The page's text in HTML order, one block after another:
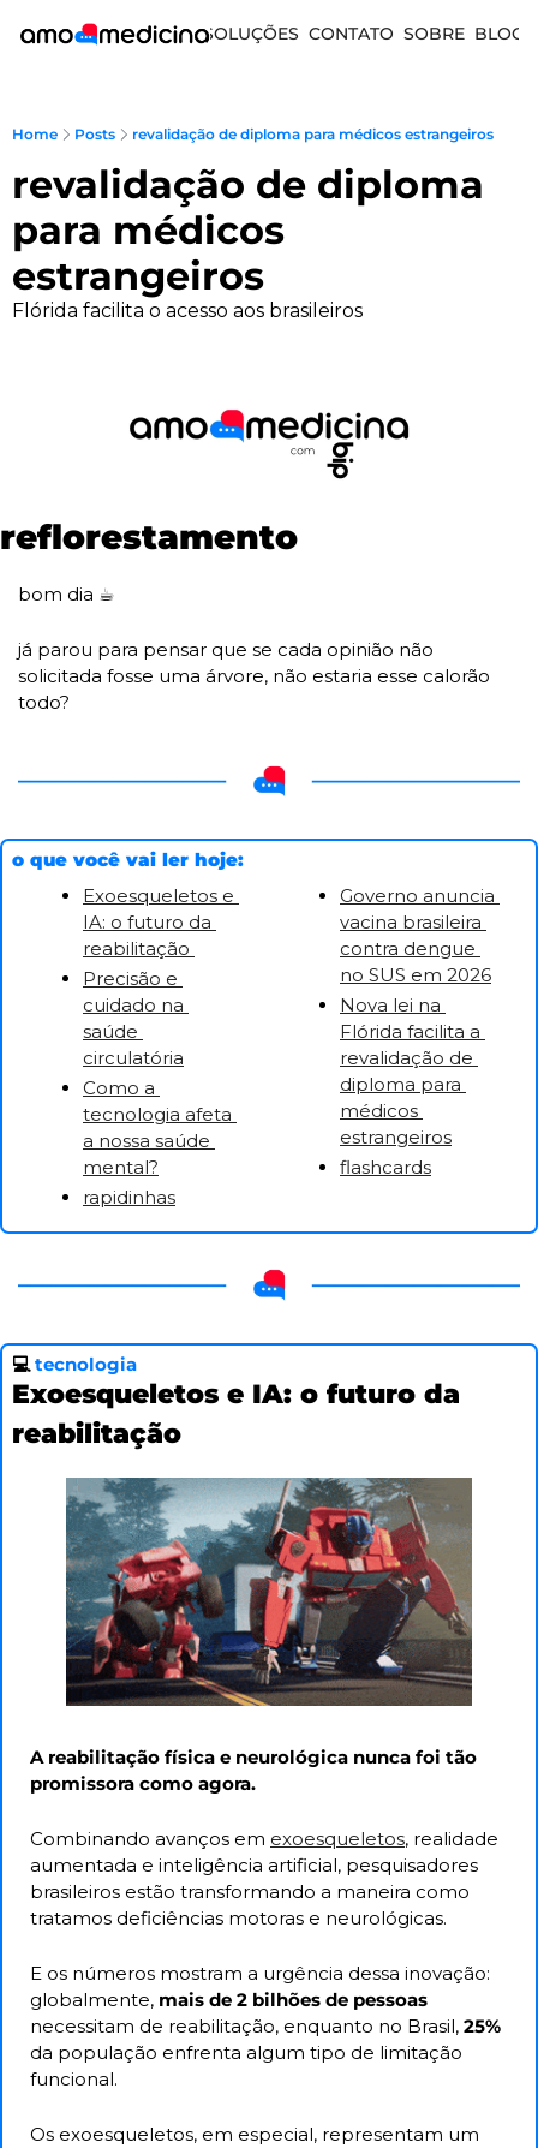
SOLUÇÕES CONTATO SOBRE BLOG
Home Posts revalidação de diploma para médicos estrangeiros
revalidação de diploma
para médicos
estrangeiros
Flórida facilita o acesso aos brasileiros
reflorestamento
bom dia ☕
já parou para pensar que se cada opinião não
solicitada fosse uma árvore, não estaria esse calorão
todo?
o que você vai ler hoje:
Exoesqueletos e
IA: o futuro da
reabilitação
Precisão e
cuidado na
saúde
circulatória
Como a
tecnologia afeta
a nossa saúde
mental?
rapidinhas
Governo anuncia
vacina brasileira
contra dengue
no SUS em 2026
Nova lei na
Flórida facilita a
revalidação de
diploma para
médicos
estrangeiros
flashcards
💻 tecnologia
Exoesqueletos e IA: o futuro da
reabilitação
A reabilitação física e neurológica nunca foi tão
promissora como agora.
Combinando avanços em exoesqueletos, realidade
aumentada e inteligência artificial, pesquisadores
brasileiros estão transformando a maneira como
tratamos deficiências motoras e neurológicas.
E os números mostram a urgência dessa inovação:
globalmente, mais de 2 bilhões de pessoas
necessitam de reabilitação, enquanto no Brasil, 25%
da população enfrenta algum tipo de limitação
funcional.
Os exoesqueletos, em especial, representam um